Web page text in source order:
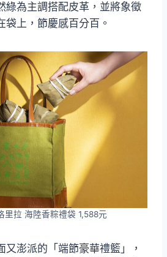
綠為主調搭配皮革，並將象徵
袋上，節慶感百分百。
里拉 海陸香粽禮袋 1,588元
又澎派的「端節豪華禮籃」，